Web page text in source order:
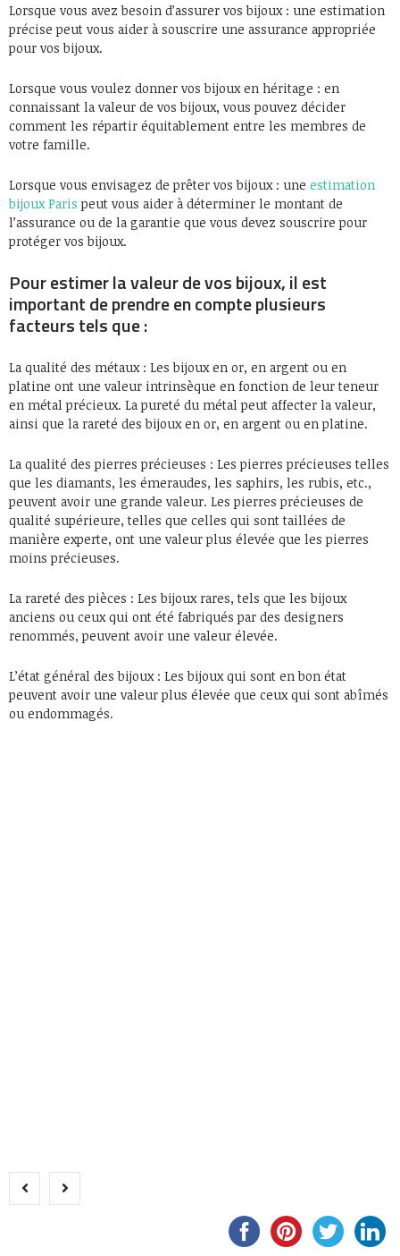
Lorsque vous avez besoin d’assurer vos bijoux : une estimation
précise peut vous aider à souscrire une assurance appropriée
pour vos bijoux.
Lorsque vous voulez donner vos bijoux en héritage : en
connaissant la valeur de vos bijoux, vous pouvez décider
comment les répartir équitablement entre les membres de
votre famille.
Lorsque vous envisagez de prêter vos bijoux : une estimation
bijoux Paris peut vous aider à déterminer le montant de
l’assurance ou de la garantie que vous devez souscrire pour
protéger vos bijoux.
Pour estimer la valeur de vos bijoux, il est
important de prendre en compte plusieurs
facteurs tels que :
La qualité des métaux : Les bijoux en or, en argent ou en
platine ont une valeur intrinsèque en fonction de leur teneur
en métal précieux. La pureté du métal peut affecter la valeur,
ainsi que la rareté des bijoux en or, en argent ou en platine.
La qualité des pierres précieuses : Les pierres précieuses telles
que les diamants, les émeraudes, les saphirs, les rubis, etc.,
peuvent avoir une grande valeur. Les pierres précieuses de
qualité supérieure, telles que celles qui sont taillées de
manière experte, ont une valeur plus élevée que les pierres
moins précieuses.
La rareté des pièces : Les bijoux rares, tels que les bijoux
anciens ou ceux qui ont été fabriqués par des designers
renommés, peuvent avoir une valeur élevée.
L’état général des bijoux : Les bijoux qui sont en bon état
peuvent avoir une valeur plus élevée que ceux qui sont abîmés
ou endommagés.